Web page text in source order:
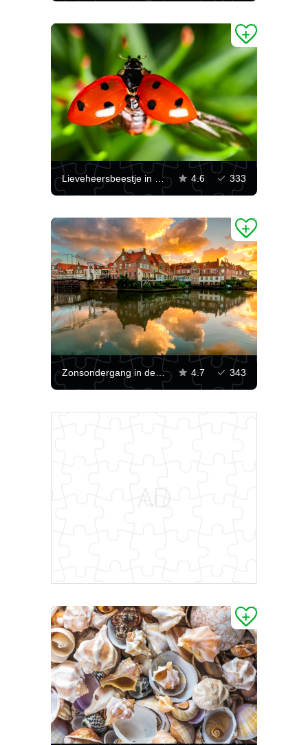
Lieveheersbeestje in vlucht 4.6 333
Zonsondergang in de stad Enkhuizen 4.7 343